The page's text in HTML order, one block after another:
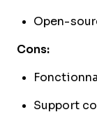
Open-
Cons:
Support